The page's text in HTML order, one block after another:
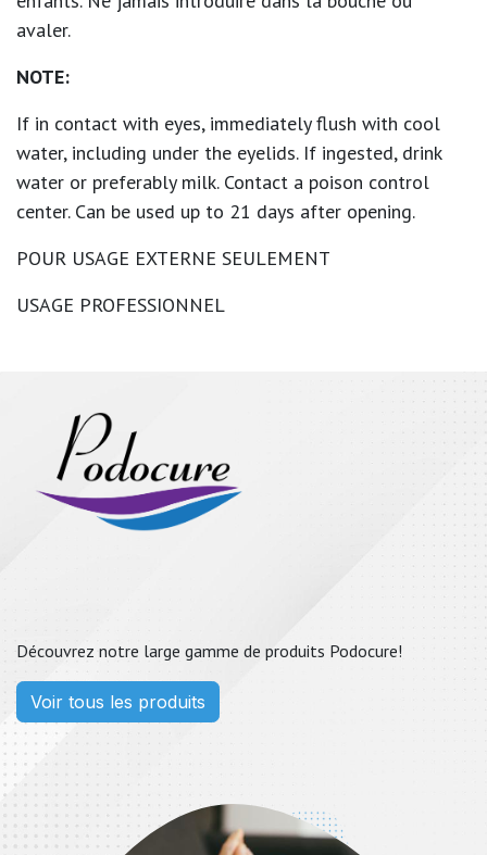
avaler.
NOTE:
If in contact with eyes, immediately flush with cool
water, including under the eyelids. If ingested, drink
water or preferably milk. Contact a poison control
center. Can be used up to 21 days after opening.
POUR USAGE EXTERNE SEULEMENT
USAGE PROFESSIONNEL
Découvrez notre large gamme de produits Podocure!
Voir tous les produits